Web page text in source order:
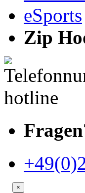
eSports
Zip
×